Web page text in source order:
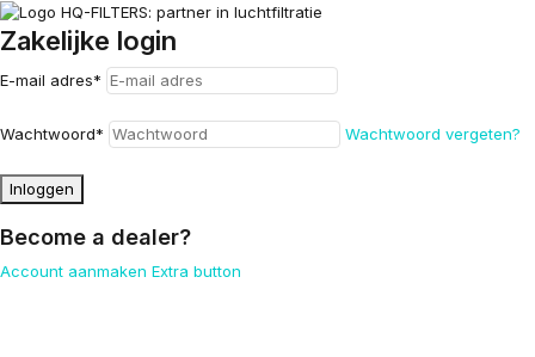
Zakelijke login
E-mail adres*
Wachtwoord* Wachtwoord vergeten?
Inloggen
Become a dealer?
Account aanmaken Extra button